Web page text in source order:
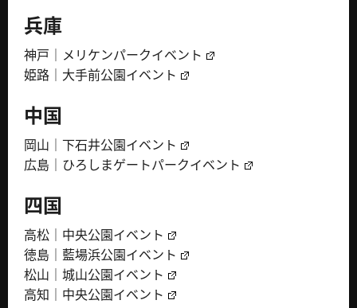
兵庫
神戸｜メリケンパークイベント
姫路｜大手前公園イベント
中国
岡山｜下石井公園イベント
広島｜ひろしまゲートパークイベント
四国
高松｜中央公園イベント
徳島｜藍場浜公園イベント
松山｜城山公園イベント
高知｜中央公園イベント